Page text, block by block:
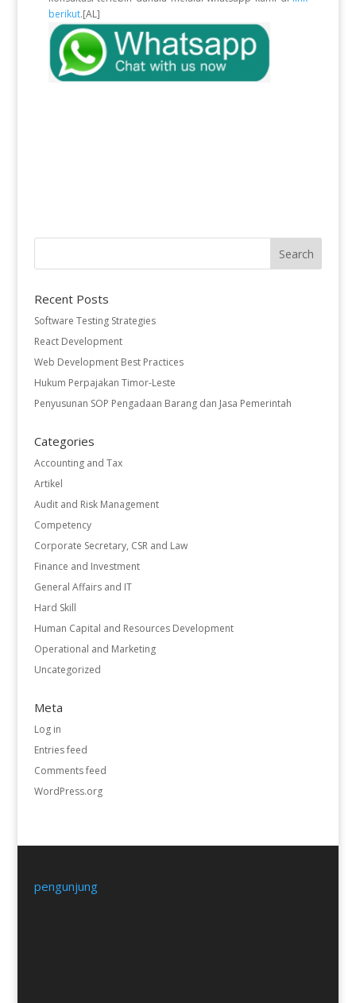
berikut.[AL]
Recent Posts
Software Testing Strategies
React Development
Web Development Best Practices
Hukum Perpajakan Timor-Leste
Penyusunan SOP Pengadaan Barang dan Jasa Pemerintah
Categories
Accounting and Tax
Artikel
Audit and Risk Management
Competency
Corporate Secretary, CSR and Law
Finance and Investment
General Affairs and IT
Hard Skill
Human Capital and Resources Development
Operational and Marketing
Uncategorized
Meta
Log in
Entries feed
Comments feed
WordPress.org
pengunjung